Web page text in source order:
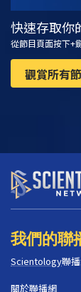
快速存取你
從節目頁面按下+
觀賞所有
我們的聯
Scientology聯
關於聯播網